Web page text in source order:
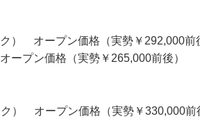
） オープン価格（実勢￥292,000前
プン価格（実勢￥265,000前後）
） オープン価格（実勢￥330,000前